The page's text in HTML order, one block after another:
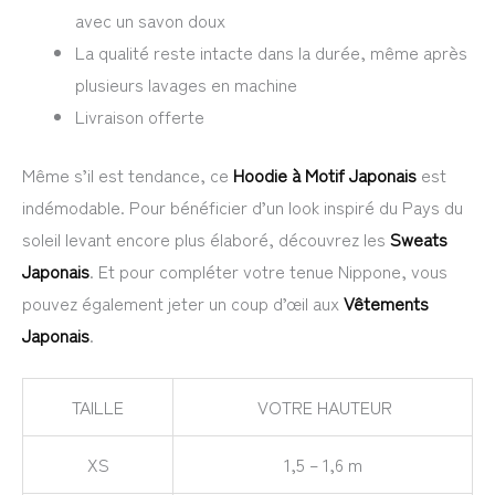
avec un savon doux
La qualité reste intacte dans la durée, même après
plusieurs lavages en machine
Livraison offerte
Même s’il est tendance, ce Hoodie à Motif Japonais est
indémodable. Pour bénéficier d’un look inspiré du Pays du
soleil levant encore plus élaboré, découvrez les Sweats
Japonais. Et pour compléter votre tenue Nippone, vous
pouvez également jeter un coup d’œil auxVêtements
Japonais.
TAILLE VOTRE HAUTEUR
XS 1,5 – 1,6 m